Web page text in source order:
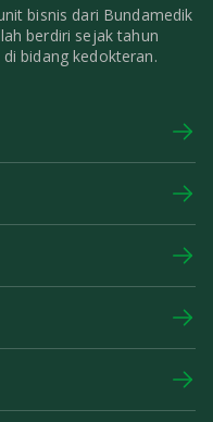
bisnis dari Bundamedik
berdiri sejak tahun
bidang kedokteran.